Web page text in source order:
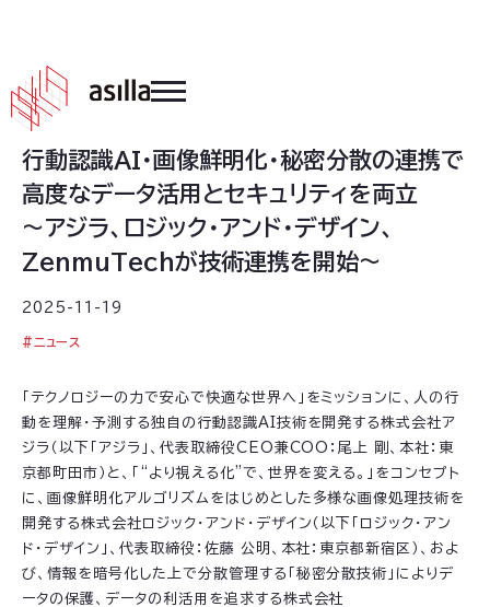
2025 .
行動認識AI・画像鮮明化・秘密分散の連携で
高度なデータ活用とセキュリティを両立
～アジラ、ロジック・アンド・デザイン、
ZenmuTechが技術連携を開始～
2025-11-19
# ニュース
「テクノロジーの力で安心で快適な世界へ」をミッションに、人の行
動を理解・予測する独自の行動認識AI技術を開発する株式会社ア
ジラ（以下「アジラ」、代表取締役CEO兼COO：尾上 剛、本社：東
京都町田市）と、「“より視える化”で、世界を変える。」をコンセプト
に、画像鮮明化アルゴリズムをはじめとした多様な画像処理技術を
開発する株式会社ロジック・アンド・デザイン（以下「ロジック・アン
ド・デザイン」、代表取締役：佐藤 公明、本社：東京都新宿区）、およ
び、情報を暗号化した上で分散管理する「秘密分散技術」によりデ
ータの保護、データの利活用を追求する株式会社